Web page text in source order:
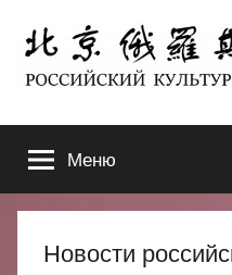
содержимому
北
京
俄
ЦЕНТР
В
ПЕКИНЕ
Меню
Новости